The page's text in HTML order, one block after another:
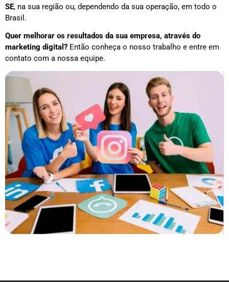
SE, na sua região ou, dependendo da sua operação, em todo o
Brasil.
Quer melhorar os resultados da sua empresa, através do
marketing digital? Então conheça o nosso trabalho e entre em
contato com a nossa equipe.